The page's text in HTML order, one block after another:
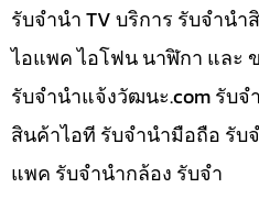
รับจำนำ TV บริการ รับจำน
ไอแพค ไอโฟน นาฬิกา และ
รับจํานําแจ้งวัฒนะ.com รับจ
สินค้าไอที รับจำนำมือถือ รับ
แพค รับจำนำกล้อง รับจำ